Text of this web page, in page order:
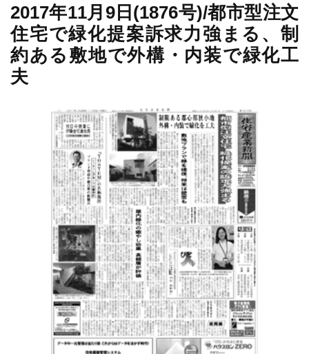
2017年11月9日(1876号)/都市型注文
住宅で緑化提案訴求力強まる、制
約ある敷地で外構・内装で緑化工
夫